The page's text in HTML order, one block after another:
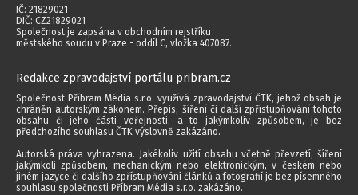
IČ: 21829021
DIČ: CZ21829021
Společnost je zapsána v obchodním rejstříku
městského soudu v Praze - oddíl C, vložka 407087.
Redakce zpravodajství portálu pribram.cz
Společnost Příbram Média s.r.o. využívá zpravodajství ČTK, jehož obsah je
chráněn autorským zákonem. Přepis, šíření či další zpřístupňování tohoto
obsahu či jeho části veřejnosti, a to jakýmkoliv způsobem, je bez
předchozího souhlasu ČTK výslovně zakázáno.
Autorská práva vyhrazena. Jakékoliv užití obsahu včetně převzetí, šíření
jakýmkoli způsobem, mechanickým nebo elektronickým, v českém nebo
jiném jazyce či dalšího zpřístupňování článků a fotografií je bez písemného
souhlasu společnosti Příbram Média s.r.o. zakázáno.